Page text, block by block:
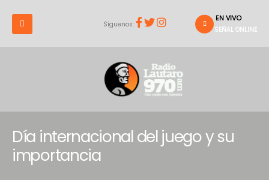
Síguenos:
EN VIVO
SEÑAL ONLINE
Día internacional del juego y su
importancia